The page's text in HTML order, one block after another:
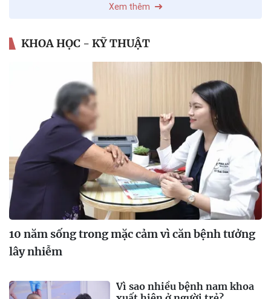
Xem thêm
KHOA HỌC - KỸ THUẬT
10 năm sống trong mặc cảm vì căn bệnh tưởng
lây nhiễm
Vì sao nhiều bệnh nam khoa